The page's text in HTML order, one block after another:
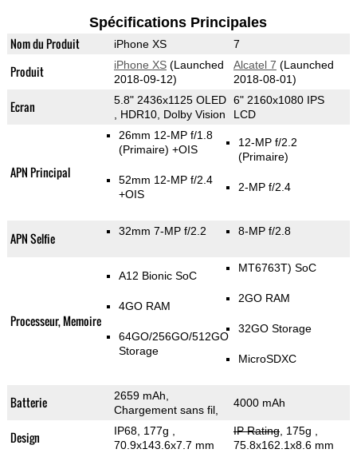
Spécifications Principales
Nom du Produit iPhone XS 7
Produit iPhone XS(Launched
2018-09-12)
Alcatel 7 (Launched
2018-08-01)
Ecran
5.8" 2436x1125 OLED
, HDR10, Dolby Vision
6" 2160x1080 IPS
LCD
APN Principal
26mm 12-MP f/1.8
(Primaire) +OIS
52mm 12-MP f/2.4
+OIS
12-MP f/2.2
(Primaire)
2-MP f/2.4
APN Selfie 32mm 7-MP f/2.2 8-MP f/2.8
Processeur, Memoire
A12 Bionic SoC
4GO RAM
64GO/256GO/512GO
Storage
MT6763T) SoC
2GO RAM
32GO Storage
MicroSDXC
Batterie
2659 mAh,
Chargement sans fil,
4000 mAh
Design IP68, 177g
70.9x143.6x7.7 mm
IP Rating, 175g
75.8x162.1x8.6 mm